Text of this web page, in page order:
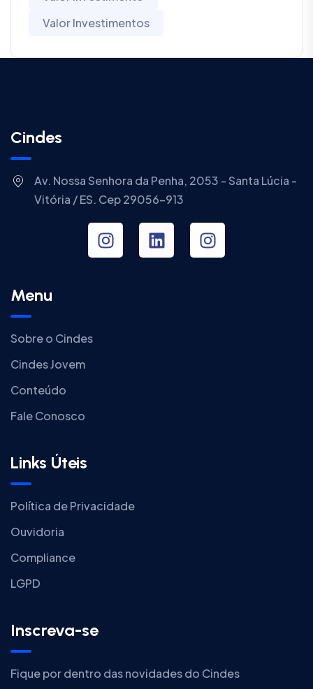
Valor Investimentos
Cindes
Av. Nossa Senhora da Penha, 2053 - Santa Lúcia -
Vitória / ES. Cep 29056-913
Menu
Sobre o Cindes
Cindes Jovem
Conteúdo
Fale Conosco
Links Úteis
Política de Privacidade
Ouvidoria
Compliance
LGPD
Inscreva-se
Fique por dentro das novidades do Cindes